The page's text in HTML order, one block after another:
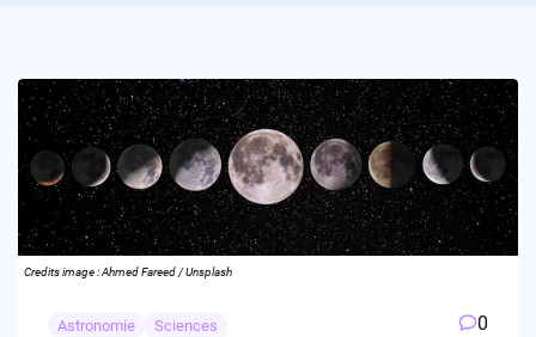
Credits image : Ahmed Fareed / Unsplash
Astronomie Sciences 0